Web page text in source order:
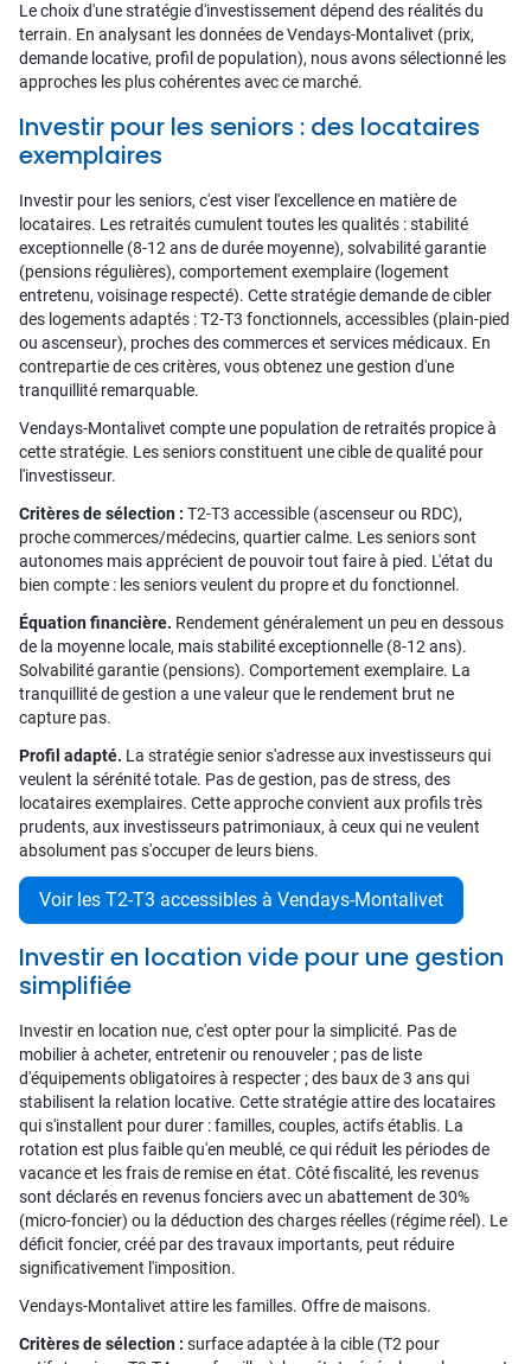
Le choix d'une stratégie d'investissement dépend des réalités du
terrain. En analysant les données de Vendays-Montalivet (prix,
demande locative, profil de population), nous avons sélectionné les
approches les plus cohérentes avec ce marché.
Investir pour les seniors : des locataires
exemplaires
Investir pour les seniors, c'est viser l'excellence en matière de
locataires. Les retraités cumulent toutes les qualités : stabilité
exceptionnelle (8-12 ans de durée moyenne), solvabilité garantie
(pensions régulières), comportement exemplaire (logement
entretenu, voisinage respecté). Cette stratégie demande de cibler
des logements adaptés : T2-T3 fonctionnels, accessibles (plain-pied
ou ascenseur), proches des commerces et services médicaux. En
contrepartie de ces critères, vous obtenez une gestion d'une
tranquillité remarquable.
Vendays-Montalivet compte une population de retraités propice à
cette stratégie. Les seniors constituent une cible de qualité pour
l'investisseur.
Critères de sélection : T2-T3 accessible (ascenseur ou RDC),
proche commerces/médecins, quartier calme. Les seniors sont
autonomes mais apprécient de pouvoir tout faire à pied. L'état du
bien compte : les seniors veulent du propre et du fonctionnel.
Équation financière. Rendement généralement un peu en dessous
de la moyenne locale, mais stabilité exceptionnelle (8-12 ans).
Solvabilité garantie (pensions). Comportement exemplaire. La
tranquillité de gestion a une valeur que le rendement brut ne
capture pas.
Profil adapté. La stratégie senior s'adresse aux investisseurs qui
veulent la sérénité totale. Pas de gestion, pas de stress, des
locataires exemplaires. Cette approche convient aux profils très
prudents, aux investisseurs patrimoniaux, à ceux qui ne veulent
absolument pas s'occuper de leurs biens.
Voir les T2-T3 accessibles à Vendays-Montalivet
Investir en location vide pour une gestion
simplifiée
Investir en location nue, c'est opter pour la simplicité. Pas de
mobilier à acheter, entretenir ou renouveler ; pas de liste
d'équipements obligatoires à respecter ; des baux de 3 ans qui
stabilisent la relation locative. Cette stratégie attire des locataires
qui s'installent pour durer : familles, couples, actifs établis. La
rotation est plus faible qu'en meublé, ce qui réduit les périodes de
vacance et les frais de remise en état. Côté fiscalité, les revenus
sont déclarés en revenus fonciers avec un abattement de 30%
(micro-foncier) ou la déduction des charges réelles (régime réel). Le
déficit foncier, créé par des travaux importants, peut réduire
significativement l'imposition.
Vendays-Montalivet attire les familles. Offre de maisons.
Critères de sélection : surface adaptée à la cible (T2 pour